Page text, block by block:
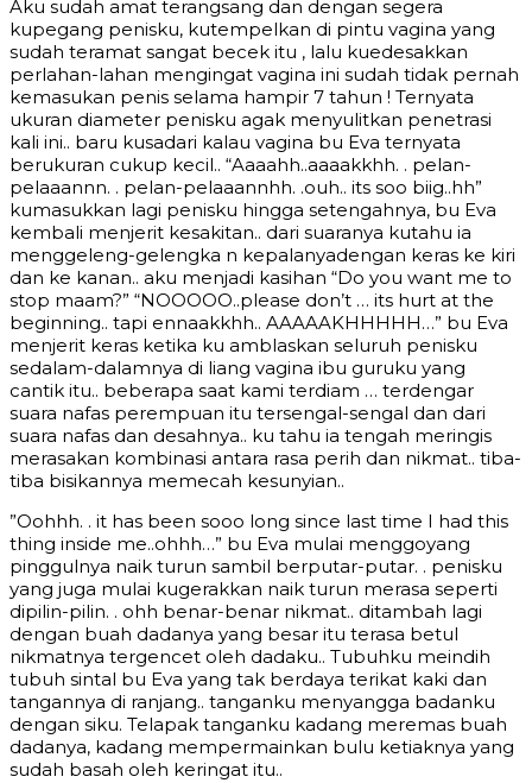
Aku sudah amat terangsang dan dengan segera
kupegang penisku, kutempelkan di pintu vagina yang
sudah teramat sangat becek itu , lalu kuedesakkan
perlahan-lahan mengingat vagina ini sudah tidak pernah
kemasukan penis selama hampir 7 tahun ! Ternyata
ukuran diameter penisku agak menyulitkan penetrasi
kali ini.. baru kusadari kalau vagina bu Eva ternyata
berukuran cukup kecil.. “Aaaahh..aaaakkhh. . pelan-
pelaaannn. . pelan-pelaaannhh. .ouh.. its soo biig..hh”
kumasukkan lagi penisku hingga setengahnya, bu Eva
kembali menjerit kesakitan.. dari suaranya kutahu ia
menggeleng-gelengka n kepalanyadengan keras ke kiri
dan ke kanan.. aku menjadi kasihan “Do you want me to
stop maam?” “NOOOOO..please don’t … its hurt at the
beginning.. tapi ennaakkhh.. AAAAAKHHHHH…” bu Eva
menjerit keras ketika ku amblaskan seluruh penisku
sedalam-dalamnya di liang vagina ibu guruku yang
cantik itu.. beberapa saat kami terdiam … terdengar
suara nafas perempuan itu tersengal-sengal dan dari
suara nafas dan desahnya.. ku tahu ia tengah meringis
merasakan kombinasi antara rasa perih dan nikmat.. tiba-
tiba bisikannya memecah kesunyian..
”Oohhh. . it has been sooo long since last time I had this
thing inside me..ohhh…” bu Eva mulai menggoyang
pinggulnya naik turun sambil berputar-putar. . penisku
yang juga mulai kugerakkan naik turun merasa seperti
dipilin-pilin. . ohh benar-benar nikmat.. ditambah lagi
dengan buah dadanya yang besar itu terasa betul
nikmatnya tergencet oleh dadaku.. Tubuhku meindih
tubuh sintal bu Eva yang tak berdaya terikat kaki dan
tangannya di ranjang.. tanganku menyangga badanku
dengan siku. Telapak tanganku kadang meremas buah
dadanya, kadang mempermainkan bulu ketiaknya yang
sudah basah oleh keringat itu..